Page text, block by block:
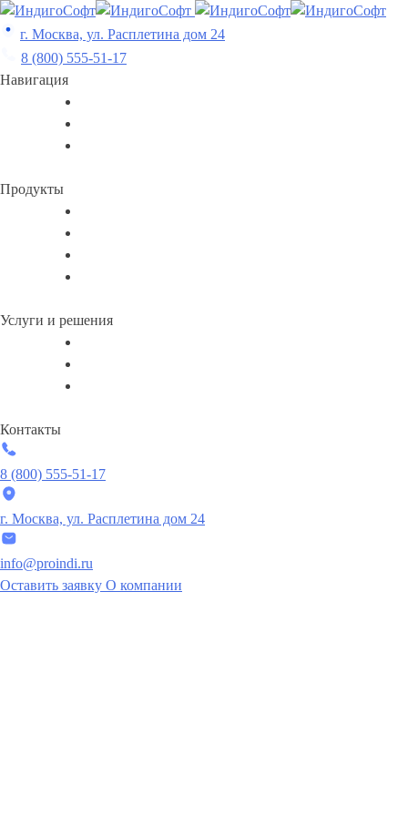
Skip
to
content
г. Москва, ул. Расплетина дом 24
8 (800) 555-51-17
Навигация
Продукты
Услуги и решения
Контакты
8 (800) 555-51-17
г. Москва, ул. Расплетина дом 24
info@proindi.ru
Оставить заявку О компании